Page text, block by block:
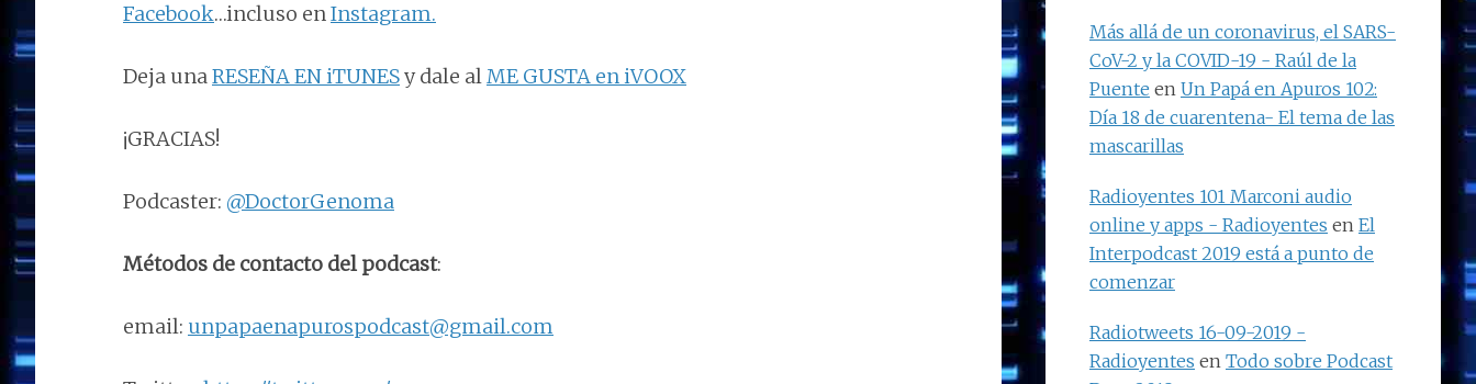
Facebook…incluso enInstagram.
Deja unaRESEÑA EN iTUNESy dale alME GUSTA en iVOOX
¡GRACIAS!
Podcaster: @DoctorGenoma
Métodos de contacto del podcast:
email: unpapaenapurospodcast@gmail.com
Más allá de un coronavirus, el SARS-
CoV-2 y la COVID-19 - Raúl de la
Puente en Un Papá en Apuros 102:
Día 18 de cuarentena- El tema de las
mascarillas
Radioyentes 101 Marconi audio
online y apps - Radioyentes en El
Interpodcast 2019 está a punto de
comenzar
Radiotweets 16-09-2019 -
Radioyentes en Todo sobre Podcast